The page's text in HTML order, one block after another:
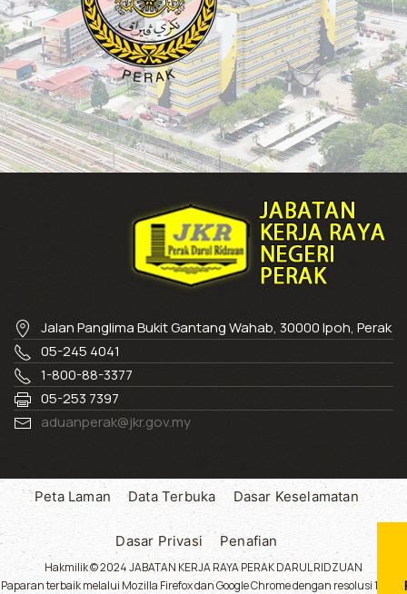
Jalan Panglima Bukit Gantang Wahab, 30000 Ipoh, Perak
05-245 4041
1-800-88-3377
05-253 7397
aduanperak@jkr.gov.my
Peta Laman Data Terbuka Dasar Keselamatan
Dasar Privasi Penafian
Hakmilik © 2024 JABATAN KERJA RAYA PERAK DARUL RIDZUAN
Paparan terbaik melalui Mozilla Firefox dan Google Chrome dengan resolusi 1024 x